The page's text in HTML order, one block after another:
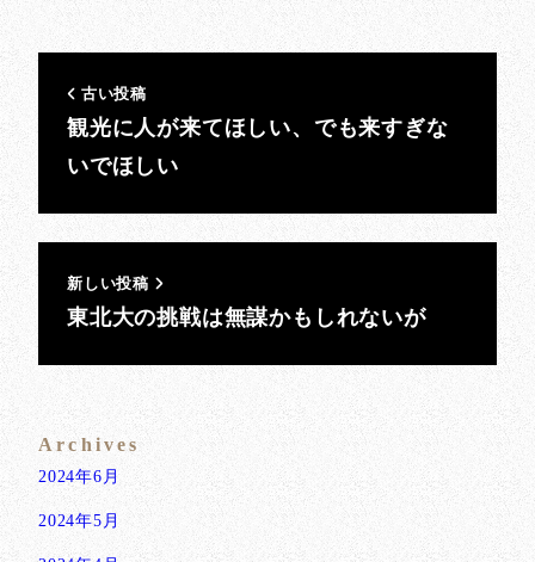
古い投稿
観光に人が来てほしい、でも来すぎな
いでほしい
新しい投稿
東北大の挑戦は無謀かもしれないが
Archives
2024年6月
2024年5月